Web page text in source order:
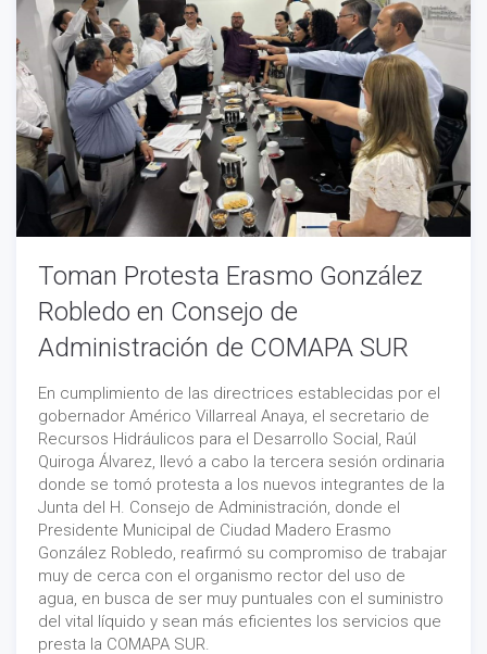
Toman Protesta Erasmo González
Robledo en Consejo de
Administración de COMAPA SUR
En cumplimiento de las directrices establecidas por el
gobernador Américo Villarreal Anaya, el secretario de
Recursos Hidráulicos para el Desarrollo Social, Raúl
Quiroga Álvarez, llevó a cabo la tercera sesión ordinaria
donde se tomó protesta a los nuevos integrantes de la
Junta del H. Consejo de Administración, donde el
Presidente Municipal de Ciudad Madero Erasmo
González Robledo, reafirmó su compromiso de trabajar
muy de cerca con el organismo rector del uso de
agua, en busca de ser muy puntuales con el suministro
del vital líquido y sean más eficientes los servicios que
presta la COMAPA SUR.